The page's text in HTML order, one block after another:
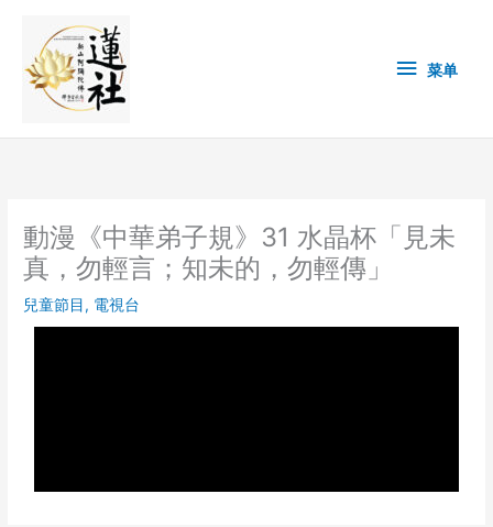
content
单 菜单
動漫《中華弟子規》31 水晶杯「見未
真，勿輕言；知未的，勿輕傳」
兒童節目, 電視台